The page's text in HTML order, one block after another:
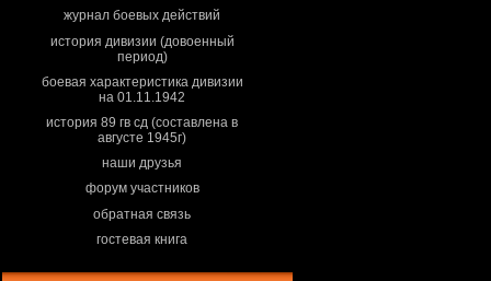
журнал боевых действий
история дивизии (довоенный
период)
боевая характеристика дивизии
на 01.11.1942
история 89 гв сд (составлена в
августе 1945г)
наши друзья
форум участников
обратная связь
гостевая книга